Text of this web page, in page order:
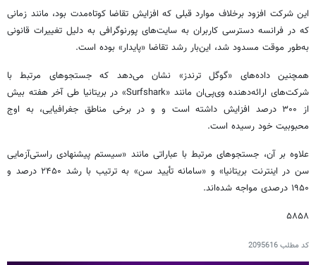
این شرکت افزود برخلاف موارد قبلی که افزایش تقاضا کوتاه‌مدت بود، مانند زمانی
که در فرانسه دسترسی کاربران به سایت‌های پورنوگرافی به دلیل تغییرات قانونی
به‌طور موقت مسدود شد، این‌بار رشد تقاضا «پایدار» بوده است.
همچنین داده‌های «گوگل ترندز» نشان می‌دهد که جستجوهای مرتبط با
شرکت‌های ارائه‌دهنده وی‌پی‌ان مانند «Surfshark» در بریتانیا طی آخر هفته بیش
از ۳۰۰ درصد افزایش داشته است و و در برخی مناطق جغرافیایی، به اوج
محبوبیت خود رسیده است.
علاوه بر آن، جستجوهای مرتبط با عباراتی مانند «سیستم پیشنهادی راستی‌آزمایی
سن در اینترنت بریتانیا» و «سامانه تأیید سن» به ترتیب با رشد ۲۴۵۰ درصد و
۱۹۵۰ درصدی مواجه شده‌اند.
۵۸۵۸
کد مطلب2095616